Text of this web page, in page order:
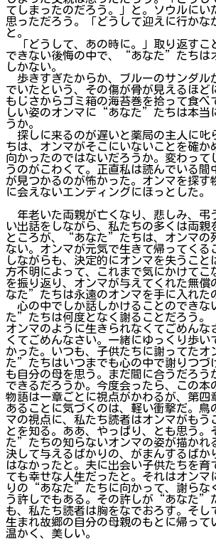
てしまったのだろう。」と。ソウルにい
思っただろう。「どうして迎えに行かな
と。
「どうして、あの時に。」取り返すこ
できない後悔の中で、“あなた”たちは
しかない。
歩きすぎたからか、ブルーのサンダル
でいたという、その傷が骨が見えるほど
もじさからゴミ箱の海苔巻を拾って食べ
しい姿のオンマに“あなた”たちは本当
うか。
探しに来るのが遅いと薬局の主人に
ちは、オンマがそこにいないことを確か
向かったのではないだろうか。変わって
うのがこわくて。正直私は読んでいる間
が見つかるのが怖かった。オンマを探す
に会えないエンディングにほっとした。
年老いた両親が亡くなり、悲しみ、弔
い出話をしながら、私たちの多くは両親
ところが、“あなた”たちは、オンマの
ない。オンマが元気で生きて帰ってくる
しながらも、決定的にオンマを失うこと
方不明によって、これまで気にかけてこ
を振り返り、オンマが与えてくれた無
なた”たちは永遠のオンマを手に入れた
心の中でしか話しかけることのできな
た”たちは何度となく謝ることだろう。
オンマのように生きられなくてごめんな
くてごめんなさい。一緒にゆっくり歩い
かった。いつも、子供たちに謝ってた
た”たちはいつまでも心の中で謝りつづ
も自分の母を思う。まだ間に合うだろう
できるだろうか。今度会ったら、この本
物語は一章ごとに視点がかわるが、第四
あることに気づくのは、軽い衝撃だ。鳥
マの視点に、私たち読者はオンマがもう
とを知る。ああ、やっぱり、とも思う
た”たちの知らないオンマの姿が描かれ
決して与えるばかりの、がまんするばか
はなかったと。夫に出会い子供たちを育
ても幸せな人生だったと。それはオンマ
りの“あなた”たちに向かって、謝らな
う許しでもある。その許しが“あなた”
も、私たち読者は胸をなでおろす。そし
生まれ故郷の自分の母親のもとに帰って
温かく、美しい。